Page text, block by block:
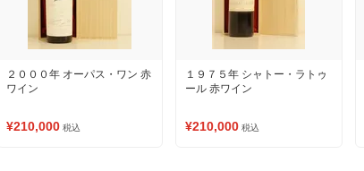
２０００年 オーパス・ワン 赤
ワイン
¥210,000 税込
１９７５年 シャトー・ラトゥ
ール 赤ワイン
¥210,000 税込